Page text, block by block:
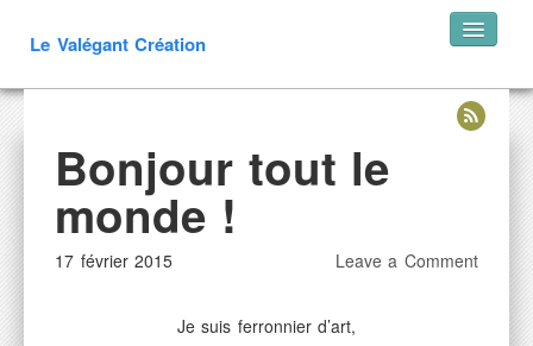
Le Valégant Création
Créations
Portails
Escaliers
Mobilier Extérieur
Bonjour tout le
monde !
17 février 2015 Leave a Comment
Je suis ferronnier d’art,